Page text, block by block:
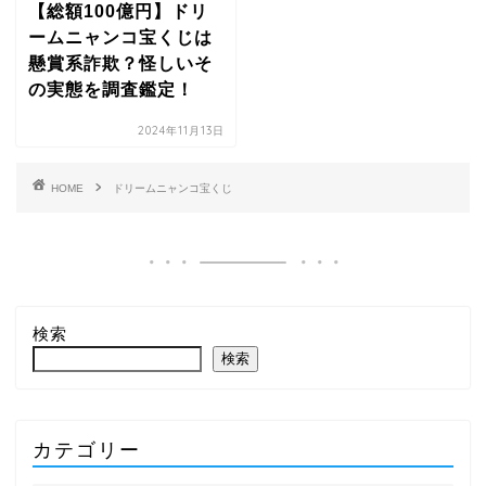
【総額100億円】ドリ
ームニャンコ宝くじは
懸賞系詐欺？怪しいそ
の実態を調査鑑定！
2024年11月13日
HOME ドリームニャンコ宝くじ
検索
検索
カテゴリー